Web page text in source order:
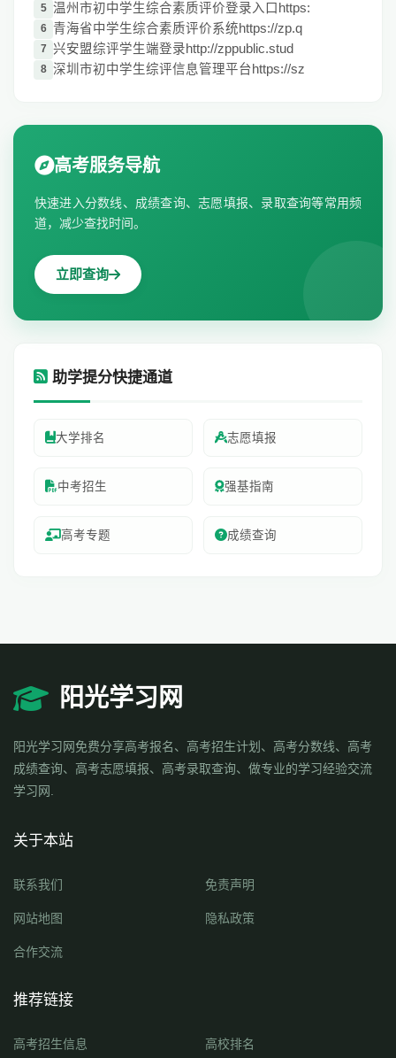
5 温州市初中学生综合素质评价登录入口https:
6 青海省中学生综合素质评价系统https://zp.q
7 兴安盟综评学生端登录http://zppublic.stud
8 深圳市初中学生综评信息管理平台https://sz
高考服务导航
快速进入分数线、成绩查询、志愿填报、录取查询等常用频
道，减少查找时间。
立即查询
助学提分快捷通道
大学排名 志愿填报
中考招生 强基指南
高考专题 成绩查询
阳光学习网
阳光学习网免费分享高考报名、高考招生计划、高考分数线、高考
成绩查询、高考志愿填报、高考录取查询、做专业的学习经验交流
学习网.
关于本站
联系我们 免责声明
网站地图 隐私政策
合作交流
推荐链接
高考招生信息 高校排名